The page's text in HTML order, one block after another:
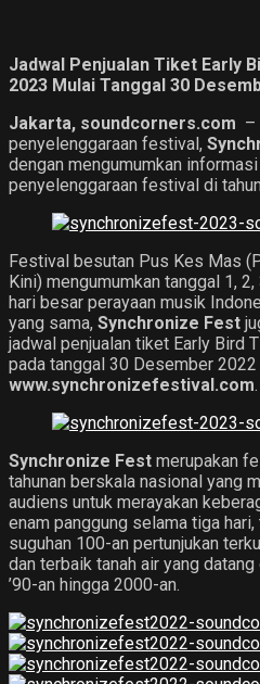
Jadwal Penjualan Tiket Early
2023 Mulai Tanggal 30
Jakarta, soundcorners.com –
penyelenggaraan festival,
dengan mengumumkan
penyelenggaraan festival di
Festival besutan Pus Kes Mas
Kini) mengumumkan tanggal 1,
hari besar perayaan musik
yang sama, Synchronize Fest
jadwal penjualan tiket Early Bird
pada tanggal 30 Desember
www.synchronizefestival.com.
Synchronize Fest merupakan
tahunan berskala nasional yang
audiens untuk merayakan
enam panggung selama tiga
suguhan 100-an pertunjukan
dan terbaik tanah air yang datang
’90-an hingga 2000-an.